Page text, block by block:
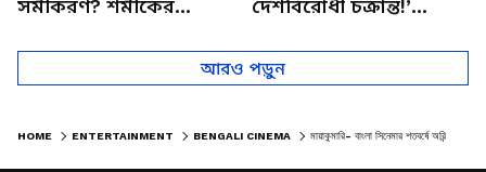
সমীকরণ? শমীকের
Samik Bhattacharya
দেশবিরোধী চক্রান্ত!’
BJP News
আরও পড়ুন
HOME ENTERTAINMENT BENGALI CINEMA